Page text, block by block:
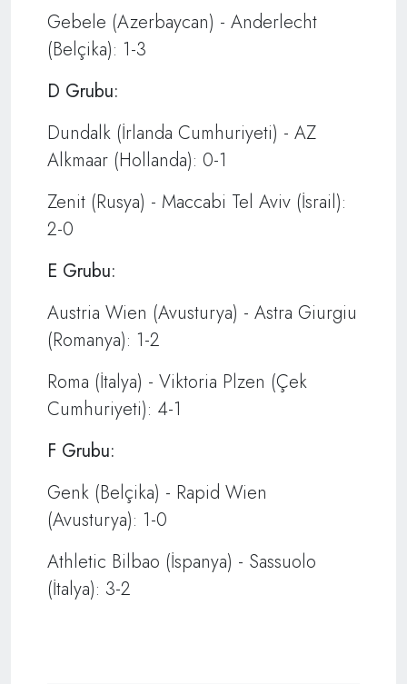
Gebele (Azerbaycan) - Anderlecht
(Belçika): 1-3
D Grubu:
Dundalk (İrlanda Cumhuriyeti) - AZ
Alkmaar (Hollanda): 0-1
Zenit (Rusya) - Maccabi Tel Aviv (İsrail):
2-0
E Grubu:
Austria Wien (Avusturya) - Astra Giurgiu
(Romanya): 1-2
Roma (İtalya) - Viktoria Plzen (Çek
Cumhuriyeti): 4-1
F Grubu:
Genk (Belçika) - Rapid Wien
(Avusturya): 1-0
Athletic Bilbao (İspanya) - Sassuolo
(İtalya): 3-2